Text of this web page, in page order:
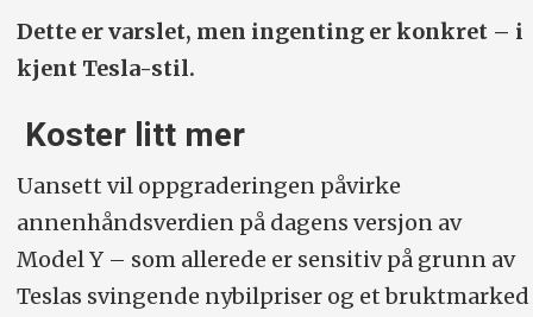
Dette er varslet, men ingenting er konkret – i
kjent Tesla-stil.
Koster litt mer
Uansett vil oppgraderingen påvirke
annenhåndsverdien på dagens versjon av
Model Y – som allerede er sensitiv på grunn av
Teslas svingende nybilpriser og et bruktmarked